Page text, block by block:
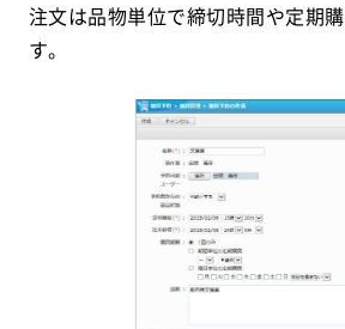
注文は品物単位で締切時間や定期
す。